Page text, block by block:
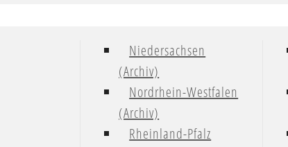
Niedersachsen
(Archiv)
Nordrhein-Westfalen
(Archiv)
Rheinland-Pfalz